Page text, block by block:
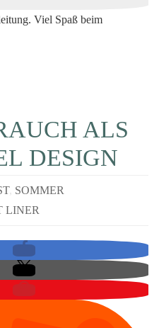
Viel Spaß beim
ALS
DESIGN
, SOMMER
LINER